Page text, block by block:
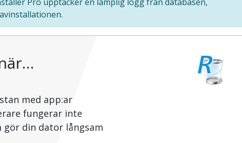
med app:ar
fungerar inte
gör din dator långsam